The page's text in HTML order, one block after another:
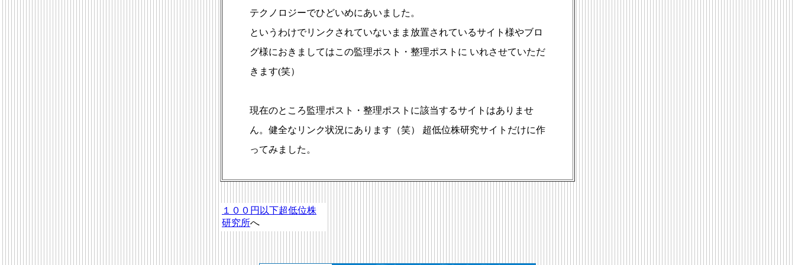
テクノロジーでひどいめにあいました。
というわけでリンクされていないまま放置されているサイト様やブロ
グ様におきましてはこの監理ポスト・整理ポストに いれさせていただ
きます(笑）
現在のところ監理ポスト・整理ポストに該当するサイトはありませ
ん。健全なリンク状況にあります（笑） 超低位株研究サイトだけに作
ってみました。
１００円以下超低位株
研究所へ